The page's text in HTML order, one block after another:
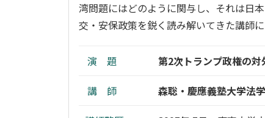
湾問題にはどのように関与し、それは日
交・安保政策を鋭く読み解いてきた講師に
演 題 第2次トランプ政権の
講 師 森聡・慶應義塾大学法